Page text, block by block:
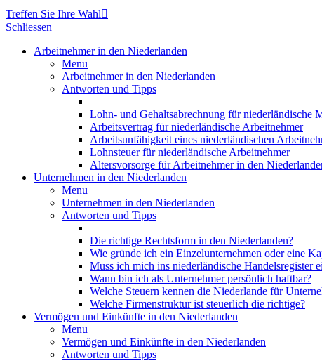
Treffen Sie Ihre Wahl
Schliessen
Arbeitnehmer in den Niederlanden
Menu
Arbeitnehmer in den Niederlanden
Antworten und Tipps
Lohn- und Gehaltsabrechnung für niederländische
Arbeitsvertrag für niederländische Arbeitnehmer
Arbeitsunfähigkeit eines niederländischen
Lohnsteuer für niederländische Arbeitnehmer
Altersvorsorge für Arbeitnehmer in den
Unternehmen in den Niederlanden
Menu
Unternehmen in den Niederlanden
Antworten und Tipps
Die richtige Rechtsform in den Niederlanden?
Wie gründe ich ein Einzelunternehmen oder eine
Muss ich mich ins niederländische Handelsregister
Wann bin ich als Unternehmer persönlich haftbar?
Welche Steuern kennen die Niederlande für
Welche Firmenstruktur ist steuerlich die richtige?
Vermögen und Einkünfte in den Niederlanden
Menu
Vermögen und Einkünfte in den Niederlanden
Antworten und Tipps